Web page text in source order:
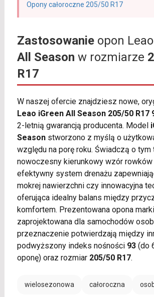
Opony całoroczne 205/50 R17
Zastosowanieopon Leao
All Season w rozmiarze
R17
W naszej ofercie znajdziesz nowe,
Leao iGreen All Season 205/50 R17
2-letnią gwarancją producenta. Model
Seasonstworzono z myślą o
względu na porę roku. Świadczą o tym
nowoczesny kierunkowy wzór rowków
efektywny system drenażu
mokrej nawierzchni czy innowacyjna
oferująca idealny balans między
komfortem. Prezentowana opona marki
zaprojektowana dla samochodów
przeznaczenie potwierdzają między
podwyższony indeks nośności 93(do
oponę) oraz rozmiar 205/50 R17.
wielosezonowa całoroczna